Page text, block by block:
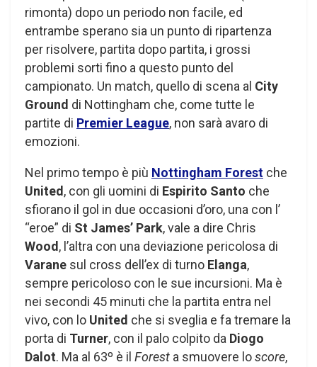
rimonta) dopo un periodo non facile, ed
entrambe sperano sia un punto di ripartenza
per risolvere, partita dopo partita, i grossi
problemi sorti fino a questo punto del
campionato. Un match, quello di scena al City
Ground di Nottingham che, come tutte le
partite di Premier League, non sarà avaro di
emozioni.
Nel primo tempo è più Nottingham Forest che
United , con gli uomini di Espirito Santo che
sfiorano il gol in due occasioni d’oro, una con l’
“eroe” di St James’ Park, vale a dire Chris
Wood , l’altra con una deviazione pericolosa di
Varane sul cross dell’ex di turno Elanga,
sempre pericoloso con le sue incursioni. Ma è
nei secondi 45 minuti che la partita entra nel
vivo, con lo United che si sveglia e fa tremare la
porta di Turner, con il palo colpito da Diogo
Dalot. Ma al 63º è il Forest a smuovere loscore,